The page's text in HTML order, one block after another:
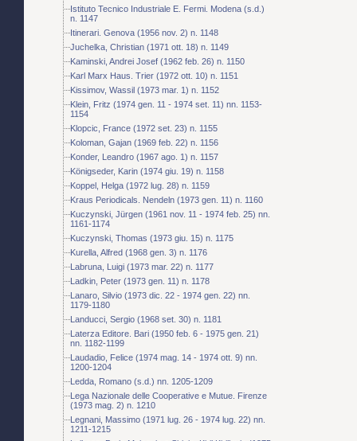
Istituto Tecnico Industriale E. Fermi. Modena (s.d.)
n. 1147
Itinerari. Genova (1956 nov. 2) n. 1148
Juchelka, Christian (1971 ott. 18) n. 1149
Kaminski, Andrei Josef (1962 feb. 26) n. 1150
Karl Marx Haus. Trier (1972 ott. 10) n. 1151
Kissimov, Wassil (1973 mar. 1) n. 1152
Klein, Fritz (1974 gen. 11 - 1974 set. 11) nn. 1153-
1154
Klopcic, France (1972 set. 23) n. 1155
Koloman, Gajan (1969 feb. 22) n. 1156
Konder, Leandro (1967 ago. 1) n. 1157
Königseder, Karin (1974 giu. 19) n. 1158
Koppel, Helga (1972 lug. 28) n. 1159
Kraus Periodicals. Nendeln (1973 gen. 11) n. 1160
Kuczynski, Jürgen (1961 nov. 11 - 1974 feb. 25) nn.
1161-1174
Kuczynski, Thomas (1973 giu. 15) n. 1175
Kurella, Alfred (1968 gen. 3) n. 1176
Labruna, Luigi (1973 mar. 22) n. 1177
Ladkin, Peter (1973 gen. 11) n. 1178
Lanaro, Silvio (1973 dic. 22 - 1974 gen. 22) nn.
1179-1180
Landucci, Sergio (1968 set. 30) n. 1181
Laterza Editore. Bari (1950 feb. 6 - 1975 gen. 21)
nn. 1182-1199
Laudadio, Felice (1974 mag. 14 - 1974 ott. 9) nn.
1200-1204
Ledda, Romano (s.d.) nn. 1205-1209
Lega Nazionale delle Cooperative e Mutue. Firenze
(1973 mag. 2) n. 1210
Legnani, Massimo (1971 lug. 26 - 1974 lug. 22) nn.
1211-1215